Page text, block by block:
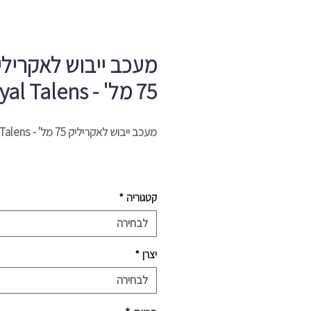
מעכב ייבוש
75 מל' - Royal Talens
מעכב ייבוש לאקריליק 75 מל' - Royal Talens
קטגוריה *
לבחירה
יצרן *
לבחירה